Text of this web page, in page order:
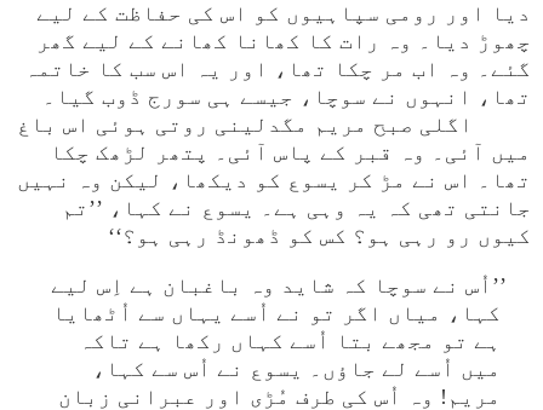
دیا اور رومی سپاہیوں کو اس کی حفاظت کے لیے
چھوڑ دیا۔ وہ رات کا کھانا کھانے کے لیے گھر
گئے۔ وہ اب مر چکا تھا، اور یہ اس سب کا خاتمہ
تھا، انہوں نے سوچا، جیسے ہی سورج ڈوب گیا۔
اگلی صبح مریم مگدلینی روتی ہوئی اس باغ
میں آئی۔ وہ قبر کے پاس آئی۔ پتھر لڑھک چکا
تھا۔ اس نے مڑ کر یسوع کو دیکھا، لیکن وہ نہیں
جانتی تھی کہ یہ وہی ہے۔ یسوع نے کہا، ’’تم
کیوں رو رہی ہو؟ کس کو ڈھونڈ رہی ہو؟‘‘
’’اُس نے سوچا کہ شاید وہ باغبان ہے اِس لیے
کہا، میاں اگر تو نے اُسے یہاں سے اُٹھایا
ہے تو مجھے بتا اُسے کہاں رکھا ہے تاکہ
میں اُسے لے جاؤں۔ یسوع نے اُس سے کہا،
مریم! وہ اُس کی طرف مُڑی اور عبرانی زبان